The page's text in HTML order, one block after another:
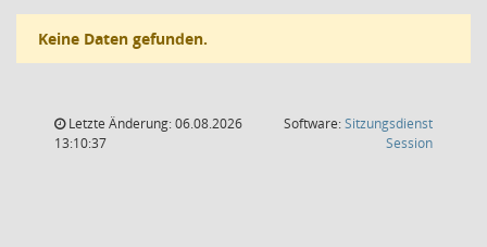
Keine Daten gefunden.
Letzte Änderung: 06.08.2026
13:10:37
Software:Sitzungsdienst
Session(Wird in